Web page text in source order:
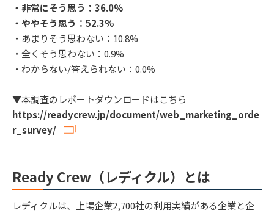
・非常にそう思う：36.0%
・ややそう思う：52.3%
・あまりそう思わない：10.8%
・全くそう思わない：0.9%
・わからない/答えられない：0.0%
▼本調査のレポートダウンロードはこちら
https://readycrew.jp/document/web_marketing_orde
r_survey/
Ready Crew（レディクル）とは
レディクルは、上場企業2,700社の利用実績がある企業と企